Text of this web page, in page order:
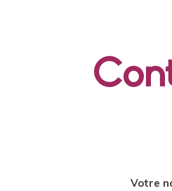
Votre